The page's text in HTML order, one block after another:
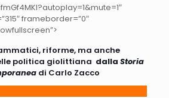
frameborder=”0″
riforme, ma anche
politica giolittiana dalla Storia
di Carlo Zacco